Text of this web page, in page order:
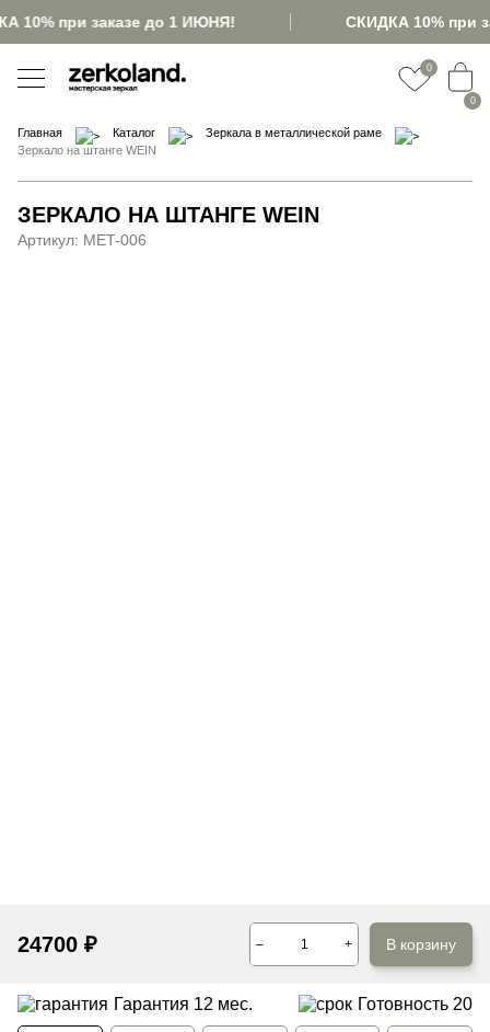
10% при заказе до 1 ИЮНЯ! СКИДКА 10% при
0
0
Главная Каталог
Зеркала в металлической раме
Зеркало на штанге WEIN
ЗЕРКАЛО НА ШТАНГЕ WEIN
Артикул: MET-006
24700 ₽ В корзину
– +
Гарантия 12 мес. Готовность 20